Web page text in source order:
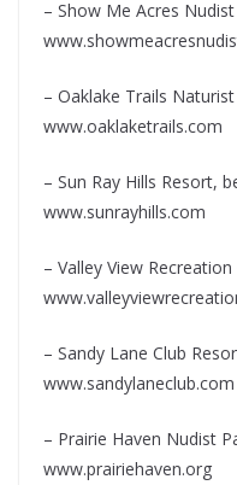
– Show Me Acres
– Oaklake Trails
www.oaklaketrails.com
– Sun Ray Hills Resort,
www.sunrayhills.com
– Valley View
– Sandy Lane Club
www.sandylaneclub.com
– Prairie Haven Nudist
www.prairiehaven.org